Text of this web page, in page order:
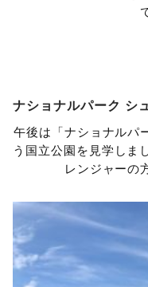
ナショナルパーク シ
午後は「ナショナル
う国立公園を見学しま
レンジャーの